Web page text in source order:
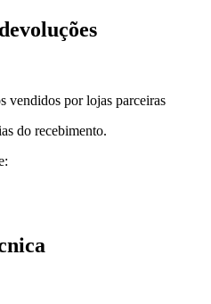
vendidos por lojas parceiras
do recebimento.